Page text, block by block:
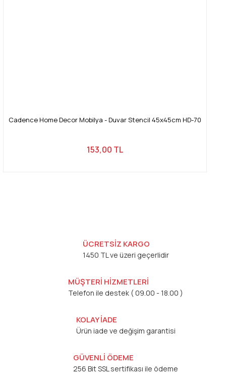
Cadence Home Decor Mobilya - Duvar Stencil 45x45cm HD-70
153,00 TL
ÜCRETSİZ KARGO
1450 TL ve üzeri geçerlidir
MÜŞTERİ HİZMETLERİ
Telefon ile destek ( 09.00 - 18.00 )
KOLAY İADE
Ürün iade ve değişim garantisi
GÜVENLİ ÖDEME
256 Bit SSL sertifikası ile ödeme